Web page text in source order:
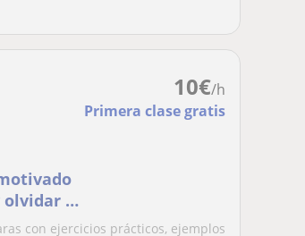
10€/h
Primera clase gratis
olvidar la
con ejercicios prácticos, ejemplos